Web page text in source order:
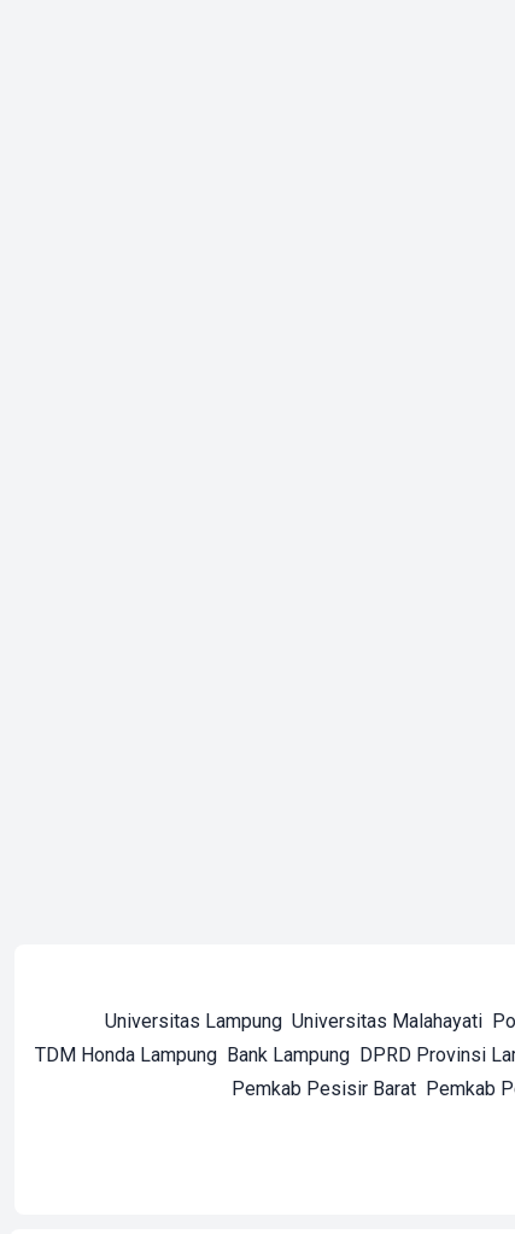
Universitas Lampung Universitas Malahayati
TDM Honda Lampung Bank Lampung DPRD Provinsi
Pemkab Pesisir Barat Pemkab